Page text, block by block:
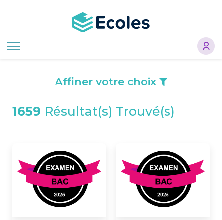
principal
Affiner votre choix
1659 Résultat(s) Trouvé(s)